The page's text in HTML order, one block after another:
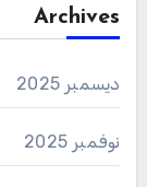
Archives
ديسمبر 2025
نوفمبر 2025